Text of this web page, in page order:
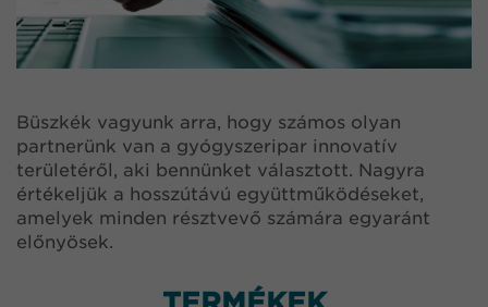
Büszkék vagyunk arra, hogy számos olyan
partnerünk van a gyógyszeripar innovatív
területéről, aki bennünket választott. Nagyra
értékeljük a hosszútávú együttműködéseket,
amelyek minden résztvevő számára egyaránt
előnyösek.